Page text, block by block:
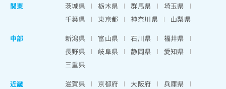
関東
茨城県 栃木県 群馬県
埼玉県
千葉県
東京都 神奈川県
山梨県
中部
新潟県 富山県 石川県
福井県
長野県
岐阜県 静岡県
愛知県
三重県
近畿
滋賀県 京都府 大阪府
兵庫県